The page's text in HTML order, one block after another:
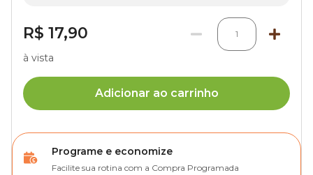
R$ 17,90 1
à vista
Adicionar ao carrinho
Programe e economize
Facilite sua rotina com a Compra Programada